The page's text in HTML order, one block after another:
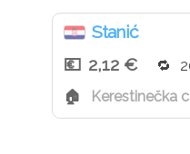
Stanić
2,12 €
Kerestinečka